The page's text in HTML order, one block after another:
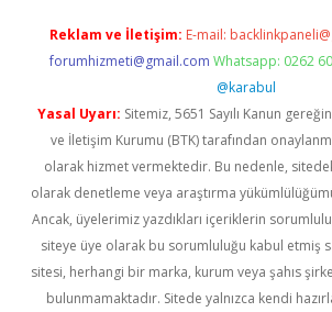
Reklam ve İletişim: E-mail:
forumhizmeti@gmail.com Whatsapp: 0262
@karabul
Yasal Uyarı: Sitemiz, 5651 Sayılı Kanun
ve İletişim Kurumu (BTK) tarafından
olarak hizmet vermektedir. Bu nedenle,
olarak denetleme veya araştırma
Ancak, üyelerimiz yazdıkları içeriklerin
siteye üye olarak bu sorumluluğu kabul etmiş
sitesi, herhangi bir marka, kurum veya şahıs
bulunmamaktadır. Sitede yalnızca kendi